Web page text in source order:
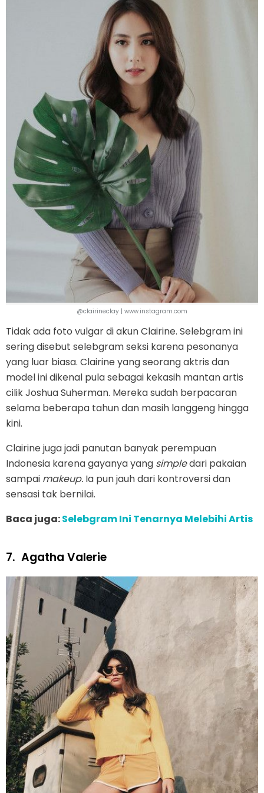
@clairineclay | www.instagram.com
Tidak ada foto vulgar di akun Clairine. Selebgram ini
sering disebut selebgram seksi karena pesonanya
yang luar biasa. Clairine yang seorang aktris dan
model ini dikenal pula sebagai kekasih mantan artis
cilik Joshua Suherman. Mereka sudah berpacaran
selama beberapa tahun dan masih langgeng hingga
kini.
Clairine juga jadi panutan banyak perempuan
Indonesia karena gayanya yang simpledari pakaian
sampai makeup. Ia pun jauh dari kontroversi dan
sensasi tak bernilai.
Baca juga:Selebgram Ini Tenarnya Melebihi Artis
7. Agatha Valerie